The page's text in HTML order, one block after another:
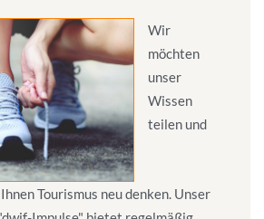
Wir
möchten
unser
Wissen
teilen und
Tourismus neu denken. Unser